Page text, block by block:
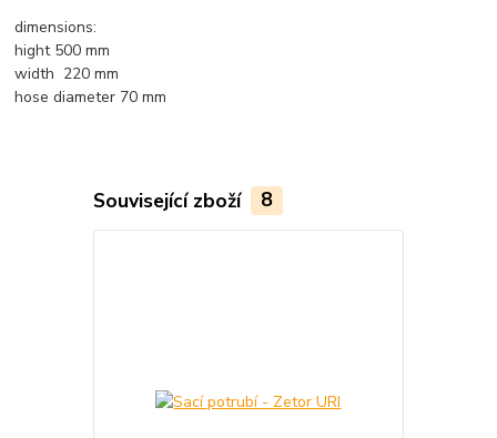
dimensions:
hight 500 mm
width 220 mm
hose diameter 70 mm
Související zboží 8